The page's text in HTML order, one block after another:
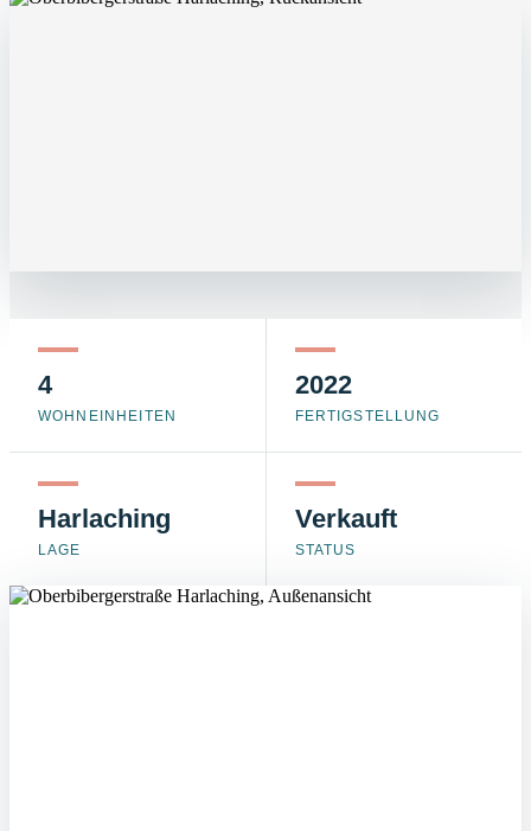
4
WOHNEINHEITEN
2022
FERTIGSTELLUNG
Harlaching
LAGE
Verkauft
STATUS